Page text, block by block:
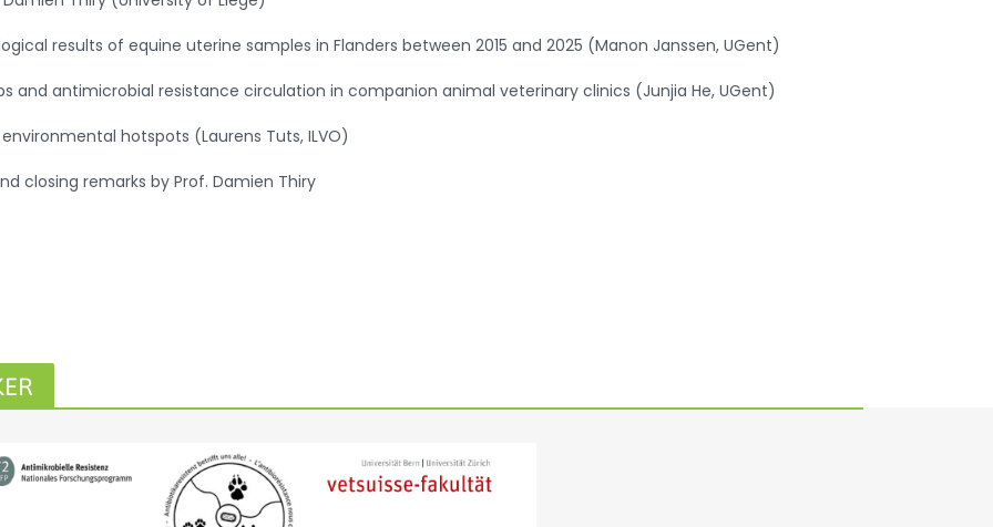
results of equine uterine samples in Flanders between 2015 and 2025 (Manon Janssen, UGent)
and antimicrobial resistance circulation in companion animal veterinary clinics (Junjia He, UGent)
hotspots (Laurens Tuts, ILVO)
closing remarks by Prof. Damien Thiry